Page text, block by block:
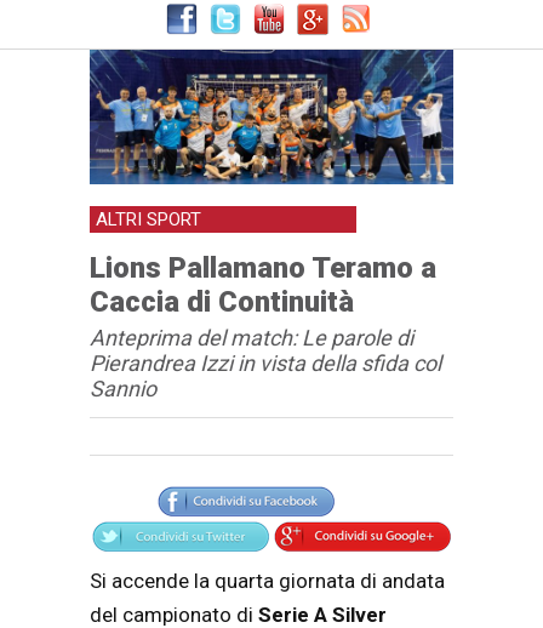
ALTRI SPORT
Lions Pallamano Teramo a
Caccia di Continuità
Anteprima del match: Le parole di
Pierandrea Izzi in vista della sfida col
Sannio
Articolo
Testo articolo principale
Si accende la quarta giornata di andata
del campionato di Serie A Silver